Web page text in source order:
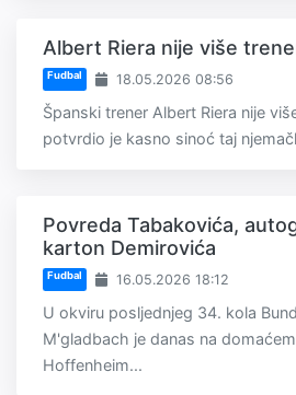
Albert Riera nije više
Fudbal 18.05.2026 08:56
Španski trener Albert Riera nije
potvrdio je kasno sinoć taj
Povreda Tabakovića,
karton Demirovića
Fudbal 16.05.2026 18:12
U okviru posljednjeg 34. kola
M'gladbach je danas na
Hoffenheim...